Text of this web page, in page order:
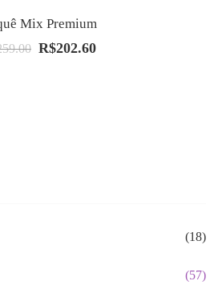
Mix Premium
O
R$202.60O
(18)
(57)